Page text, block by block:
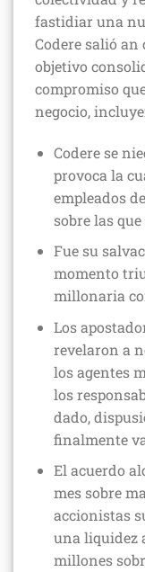
fastidiar una
Codere salió
objetivo
compromiso
negocio,
Codere se
provoca la
empleados
sobre las
Fue su
momento
millonaria
Los
revelaron a
los agentes
los
dado,
finalmente
El acuerdo
mes sobre
accionistas
una liquidez
millones